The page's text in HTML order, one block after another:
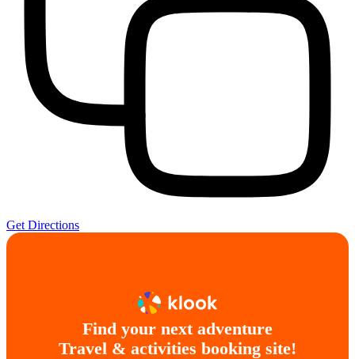
Get Directions
Find your next adventure
Travel & activities booking site!